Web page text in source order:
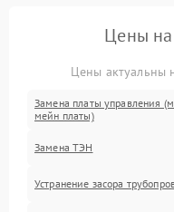
Цены на
Цены актуальны
Замена платы управления
мейн платы)
Замена ТЭН
Устранение засора